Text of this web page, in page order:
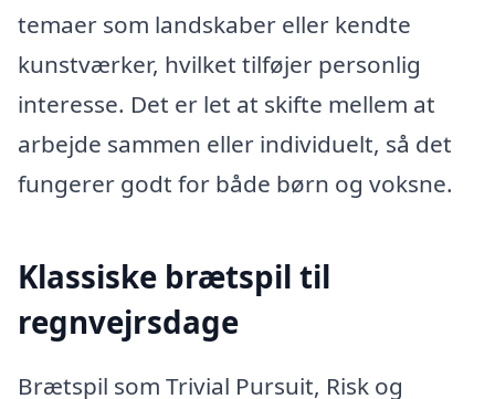
temaer som landskaber eller kendte
kunstværker, hvilket tilføjer personlig
interesse. Det er let at skifte mellem at
arbejde sammen eller individuelt, så det
fungerer godt for både børn og voksne.
Klassiske brætspil til
regnvejrsdage
Brætspil som Trivial Pursuit, Risk og